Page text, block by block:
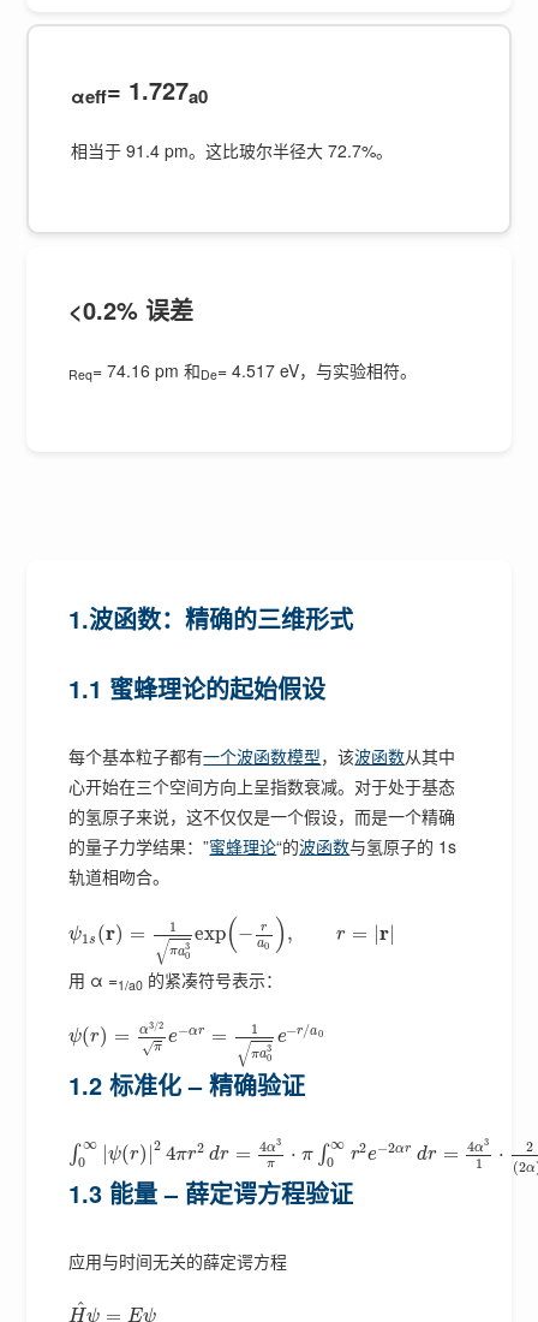
αeff= 1.727a0
相当于 91.4 pm。这比玻尔半径大 72.7%。
<0.2% 误差
Req= 74.16 pm 和De= 4.517 eV，与实验相符。
1.波函数：精确的三维形式
1.1 蜜蜂理论的起始假设
每个基本粒子都有一个波函数模型，该波函数从其中
心开始在三个空间方向上呈指数衰减。对于处于基态
的氢原子来说，这不仅仅是一个假设，而是一个精确
的量子力学结果：”蜜蜂理论“的波函数与氢原子的 1s
轨道相吻合。
ψ1s (r) = 1
πa3
0
√
exp(− r
a0 ) , r = r|
用 α =1/a0 的紧凑符号表示：
ψ(r) = α3/2
π
√
e−αr = 1
πa3
0
√
e−r/a0
1.2 标准化 – 精确验证
∫ ∞
0
|ψ(r) |2 4πr2 dr = 4α3
π ⋅ π ∫ ∞
0
r2e−2αr dr = 4α3
1 ⋅
2
(2α
1.3 能量 – 薛定谔方程验证
应用与时间无关的薛定谔方程
H
^ψ = Eψ